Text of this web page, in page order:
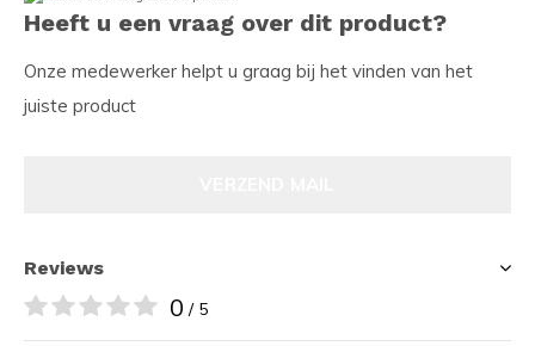
Heeft u een vraag over dit product?
Onze medewerker helpt u graag bij het vinden van het
juiste product
Reviews
0 / 5